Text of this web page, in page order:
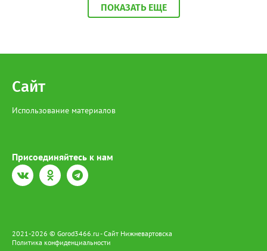
реализации», - сообщили в МВД по ХМАО-Югре. На югорчанку
подпиской о невыезде. Напомним, за отлов одной особи
виде лишения свободы на срок до 4 лет со штрафом в размере
ПОКАЗАТЬ ЕЩЕ
Сайт
Использование материалов
Присоединяйтесь к нам
2021-2026 © Gorod3466.ru - Сайт Нижневартовска
Политика конфиденциальности